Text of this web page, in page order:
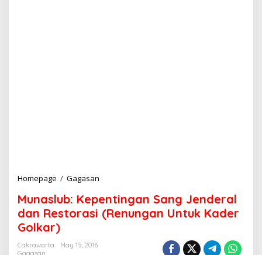
Homepage / Gagasan
n
a
s
Munaslub: Kepentingan Sang Jenderal
dan Restorasi (Renungan Untuk Kader
Golkar)
Cakrawarta
May 15, 2016
Gagasan